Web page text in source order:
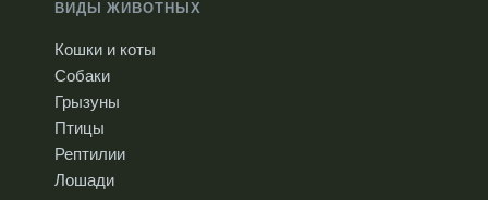
ВИДЫ ЖИВОТНЫХ
Кошки и коты
Собаки
Грызуны
Птицы
Рептилии
Лошади